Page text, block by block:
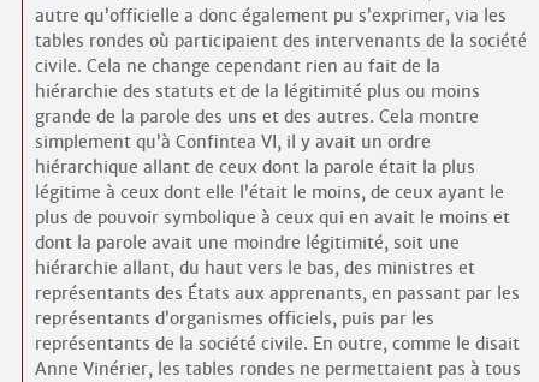
autre qu’officielle a donc également pu s’exprimer, via les
tables rondes où participaient des intervenants de la société
civile. Cela ne change cependant rien au fait de la
hiérarchie des statuts et de la légitimité plus ou moins
grande de la parole des uns et des autres. Cela montre
simplement qu’à Confintea VI, il y avait un ordre
hiérarchique allant de ceux dont la parole était la plus
légitime à ceux dont elle l’était le moins, de ceux ayant le
plus de pouvoir symbolique à ceux qui en avait le moins et
dont la parole avait une moindre légitimité, soit une
hiérarchie allant, du haut vers le bas, des ministres et
représentants des États aux apprenants, en passant par les
représentants d’organismes officiels, puis par les
représentants de la société civile. En outre, comme le disait
Anne Vinérier, les tables rondes ne permettaient pas à tous